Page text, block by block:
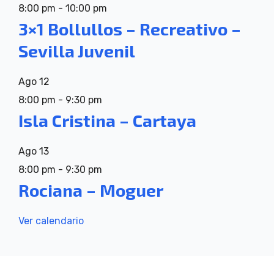
8:00 pm - 10:00 pm
3×1 Bollullos – Recreativo –
Sevilla Juvenil
Ago 12
8:00 pm - 9:30 pm
Isla Cristina – Cartaya
Ago 13
8:00 pm - 9:30 pm
Rociana – Moguer
Ver calendario